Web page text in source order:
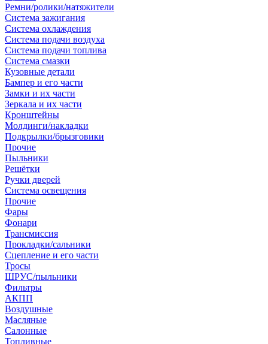
Ремни/ролики/натяжители
Система зажигания
Система охлаждения
Система подачи воздуха
Система подачи топлива
Система смазки
Кузовные детали
Бампер и его части
Замки и их части
Зеркала и их части
Кронштейны
Молдинги/накладки
Подкрылки/брызговики
Прочие
Пыльники
Решётки
Ручки дверей
Система освещения
Прочие
Фары
Фонари
Трансмиссия
Прокладки/сальники
Сцепление и его части
Тросы
ШРУС/пыльники
Фильтры
АКПП
Воздушные
Масляные
Салонные
Топливные